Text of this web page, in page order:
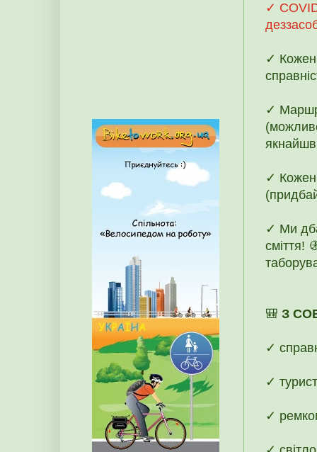
✓
✓ Кожен
✓
✓ Кожен
✓ Ми
сміття!
🎒 З
✓
✓
✓